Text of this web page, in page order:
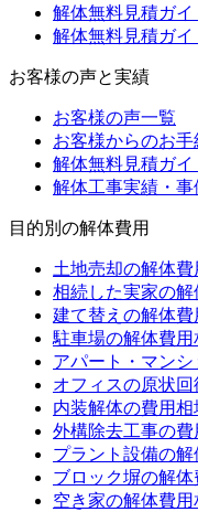
解体無料見積ガ
解体無料見積ガ
お客様の声と実績
お客様の声一覧
お客様からのお手
解体無料見積ガイ
解体工事実績・事
目的別の解体費用
土地売却の解体費
相続した実家の解
建て替えの解体費
駐車場の解体費用
アパート・マン
オフィスの原状回
内装解体の費用相
外構除去工事の費
プラント設備の解
ブロック塀の解体
空き家の解体費用